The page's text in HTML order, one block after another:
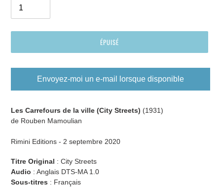
ÉPUISÉ
Envoyez-moi un e-mail lorsque disponible
d'un
produit
votre
Les Carrefours de la ville (City Streets) (1931)
de Rouben Mamoulian
Rimini Editions - 2 septembre 2020
Titre Original : City Streets
Audio : Anglais DTS-MA 1.0
Sous-titres : Français